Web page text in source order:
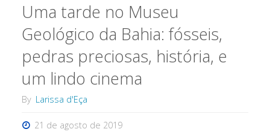
Uma tarde no Museu
Geológico da Bahia: fósseis,
pedras preciosas, história, e
um lindo cinema
By Larissa d'Eça
21 de agosto de 2019